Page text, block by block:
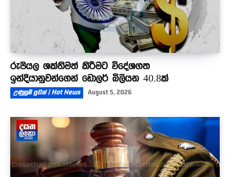
රුපියල ශක්තිමත් කිරීමට විදේශගත
ඉන්දියානුවන්ගෙන් ඩොලර් බිලියන 40.8ක්
උණුසුම් පුවත් | Hot News August 5, 2026